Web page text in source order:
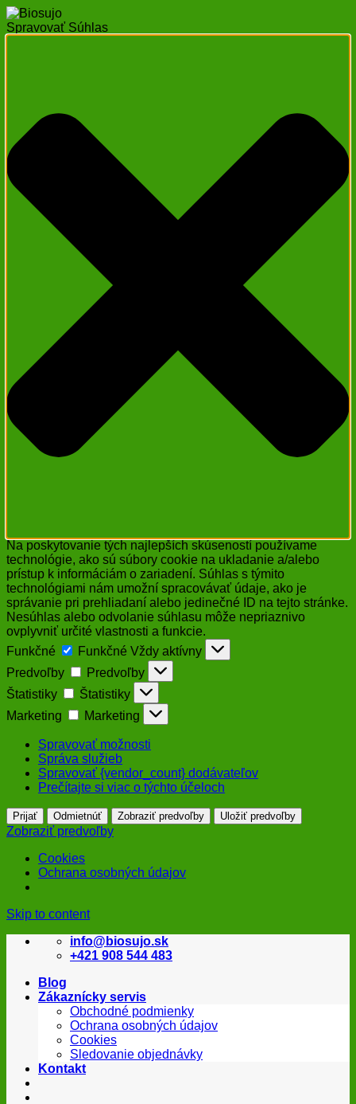
Spravovať Súhlas
Na poskytovanie tých najlepších skúseností používame
technológie, ako sú súbory cookie na ukladanie a/alebo
prístup k informáciám o zariadení. Súhlas s týmito
technológiami nám umožní spracovávať údaje, ako je
správanie pri prehliadaní alebo jedinečné ID na tejto stránke.
Nesúhlas alebo odvolanie súhlasu môže nepriaznivo
ovplyvniť určité vlastnosti a funkcie.
Funkčné
Funkčné Vždy aktívny
Predvoľby
Predvoľby
Štatistiky
Štatistiky
Marketing
Marketing
Spravovať možnosti
Správa služieb
Spravovať {vendor_count} dodávateľov
Prečítajte si viac o týchto účeloch
Prijať Odmietnúť Zobraziť predvoľby Uložiť predvoľby
Zobraziť predvoľby
Cookies
Ochrana osobných údajov
Skip to content
info@biosujo.sk
+421 908 544 483
Blog
Zákaznícky servis
Obchodné podmienky
Ochrana osobných údajov
Cookies
Sledovanie objednávky
Kontakt